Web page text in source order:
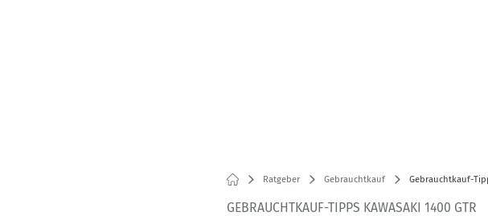
Ratgeber Gebrauchtkauf Gebrauchtkauf-
GEBRAUCHTKAUF-TIPPS KAWASAKI 1400 GTR